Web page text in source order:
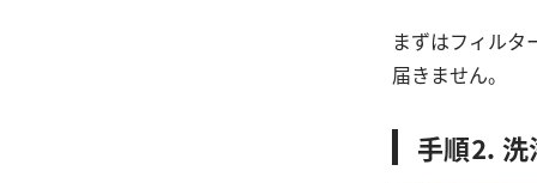
まずはフィルタ
届きません。
手順⒉ 洗